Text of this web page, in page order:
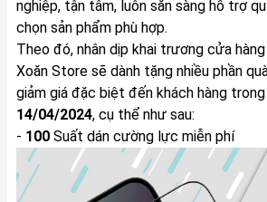
nghiệp, tận tâm, luôn sẵn sàng hỗ trợ
chọn sản phẩm phù hợp.
Theo đó, nhân dịp khai trương cửa
Xoăn Store sẽ dành tặng nhiều phần
giảm giá đặc biệt đến khách hàng
14/04/2024, cụ thể như sau:
- 100 Suất dán cường lực miễn phí